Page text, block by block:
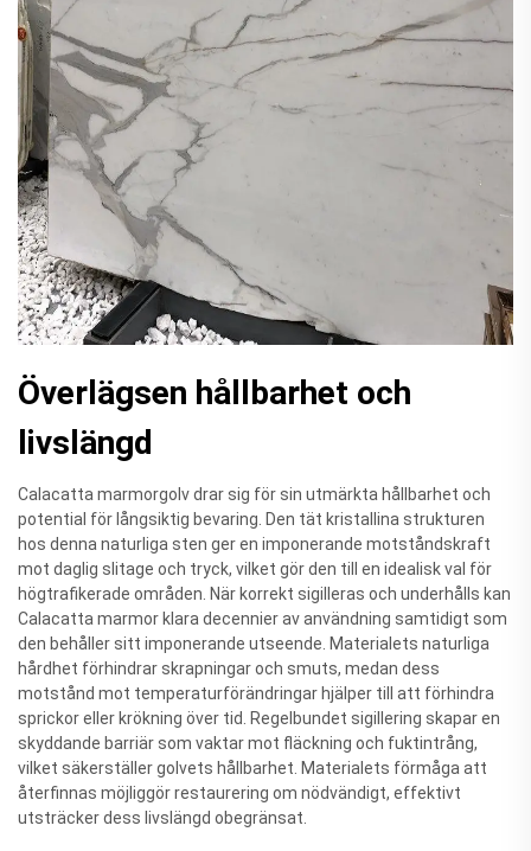
Överlägsen hållbarhet och
livslängd
Calacatta marmorgolv drar sig för sin utmärkta hållbarhet och
potential för långsiktig bevaring. Den tät kristallina strukturen
hos denna naturliga sten ger en imponerande motståndskraft
mot daglig slitage och tryck, vilket gör den till en idealisk val för
högtrafikerade områden. När korrekt sigilleras och underhålls kan
Calacatta marmor klara decennier av användning samtidigt som
den behåller sitt imponerande utseende. Materialets naturliga
hårdhet förhindrar skrapningar och smuts, medan dess
motstånd mot temperaturförändringar hjälper till att förhindra
sprickor eller krökning över tid. Regelbundet sigillering skapar en
skyddande barriär som vaktar mot fläckning och fuktintrång,
vilket säkerställer golvets hållbarhet. Materialets förmåga att
återfinnas möjliggör restaurering om nödvändigt, effektivt
utsträcker dess livslängd obegränsat.